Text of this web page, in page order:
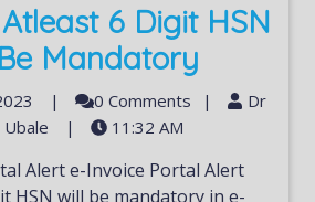
6 Digit HSN
Mandatory
| 0 Comments |
Dr
| 11:32 AM
HSN will be mandatory in e-